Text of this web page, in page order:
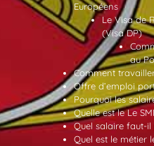
Européens
Le Visa de
(Visa DP)
au
Comment
Offre d’emploi
Pourquoi les
Quelle est le Le
Quel salaire faut-
Quel est le métier